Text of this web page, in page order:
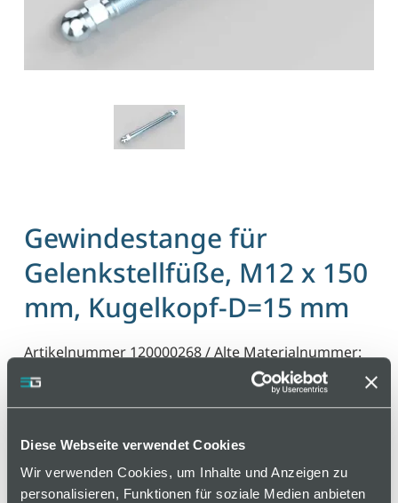
Diese Webseite verwendet Cookies
Wir verwenden Cookies, um Inhalte und Anzeigen zu
personalisieren, Funktionen für soziale Medien anbieten
Gewindestange für
Gelenkstellfüße, M12 x 150
mm, Kugelkopf-D=15 mm
Artikelnummer 120000268 / Alte Materialnummer:
203600312
Gewindestangen für Gelenkstellfüße mit Kugel 15,
der Schwenkbereich des Kugelgelenks beträgt ±